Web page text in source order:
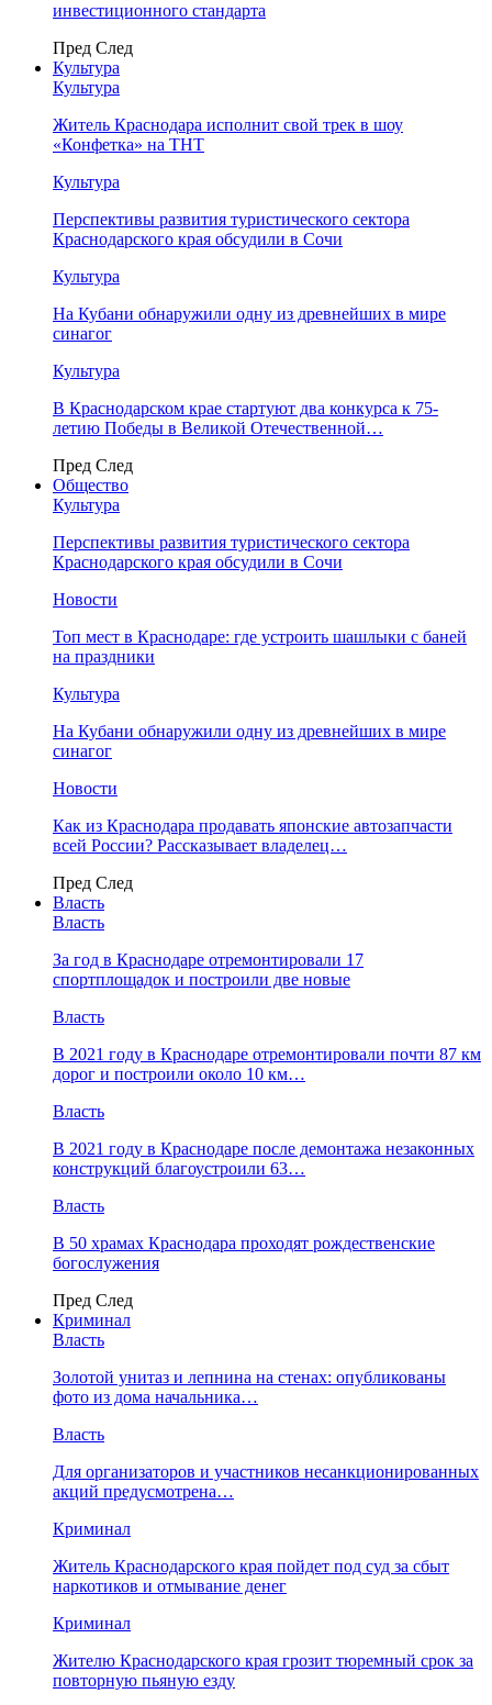
инвестиционного стандарта
Пред След
Культура
Культура
Житель Краснодара исполнит свой трек в шоу
«Конфетка» на ТНТ
Культура
Перспективы развития туристического сектора
Краснодарского края обсудили в Сочи
Культура
На Кубани обнаружили одну из древнейших в мире
синагог
Культура
В Краснодарском крае стартуют два конкурса к 75-
летию Победы в Великой Отечественной…
Пред След
Общество
Культура
Перспективы развития туристического сектора
Краснодарского края обсудили в Сочи
Новости
Топ мест в Краснодаре: где устроить шашлыки с баней
на праздники
Культура
На Кубани обнаружили одну из древнейших в мире
синагог
Новости
Как из Краснодара продавать японские автозапчасти
всей России? Рассказывает владелец…
Пред След
Власть
Власть
За год в Краснодаре отремонтировали 17
спортплощадок и построили две новые
Власть
В 2021 году в Краснодаре отремонтировали почти 87 км
дорог и построили около 10 км…
Власть
В 2021 году в Краснодаре после демонтажа незаконных
конструкций благоустроили 63…
Власть
В 50 храмах Краснодара проходят рождественские
богослужения
Пред След
Криминал
Власть
​Золотой унитаз и лепнина на стенах: опубликованы
фото из дома начальника…
Власть
Для организаторов и участников несанкционированных
акций предусмотрена…
Криминал
Житель Краснодарского края пойдет под суд за сбыт
наркотиков и отмывание денег
Криминал
Жителю Краснодарского края грозит тюремный срок за
повторную пьяную езду